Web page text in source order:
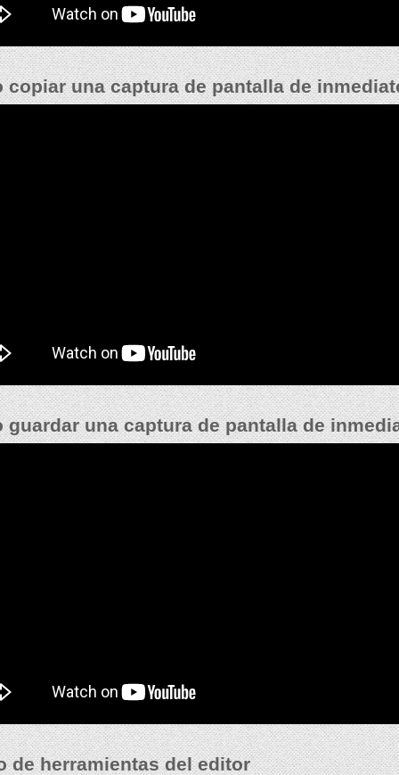
copiar una captura de pantalla de
guardar una captura de pantalla de
de herramientas del editor